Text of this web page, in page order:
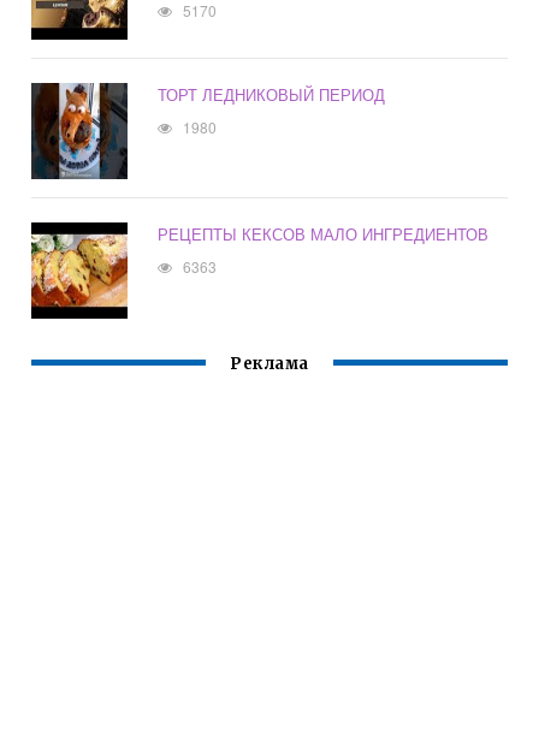
5170
ТОРТ ЛЕДНИКОВЫЙ ПЕРИОД
1980
РЕЦЕПТЫ КЕКСОВ МАЛО ИНГРЕДИЕНТОВ
6363
Реклама